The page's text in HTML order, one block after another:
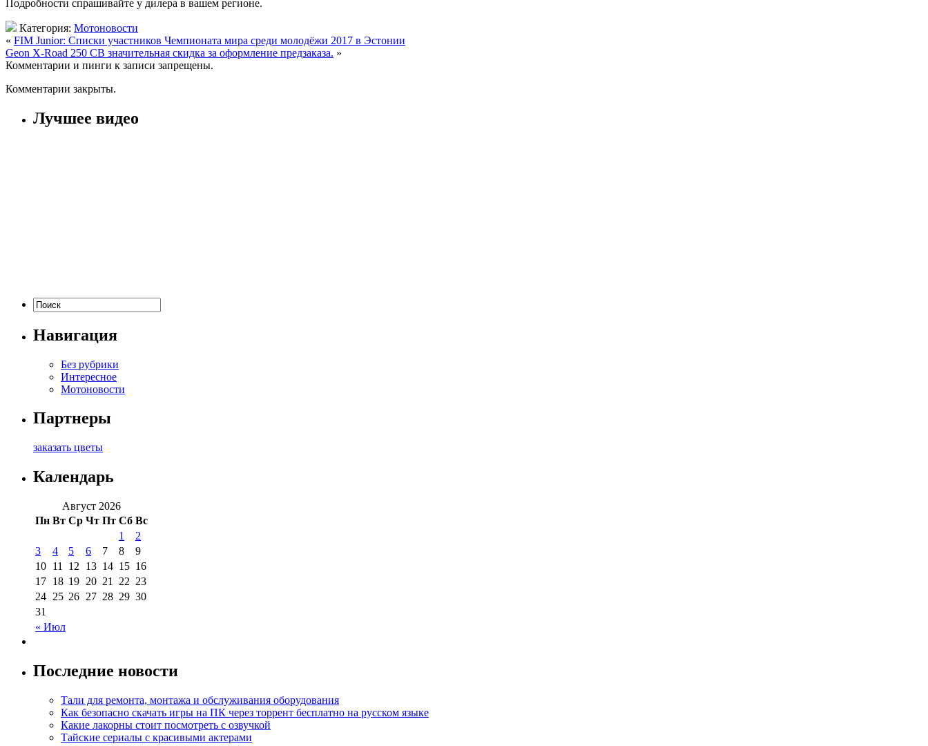
Подробности спрашивайте у дилера в вашем регионе.
Категория: Мотоновости
« FIM Junior: Списки участников Чемпионата мира среди молодёжи 2017 в Эстонии
Geon X-Road 250 CB значительная скидка за оформление предзаказа. »
Комментарии и пинги к записи запрещены.
Комментарии закрыты.
Лучшее видео
Навигация
Без рубрики
Интересное
Мотоновости
Партнеры
заказать цветы
Календарь
Август 2026
Пн Вт Ср Чт Пт Сб Вс
« Июл
1
2
3
4 5 6 7 8
9
10 11 12 13 14 15 16
17 18 19 20 21 22 23
24 25 26 27 28 29 30
31
Последние новости
Тали для ремонта, монтажа и обслуживания оборудования
Как безопасно скачать игры на ПК через торрент бесплатно на русском языке
Какие лакорны стоит посмотреть с озвучкой
Тайские сериалы с красивыми актерами